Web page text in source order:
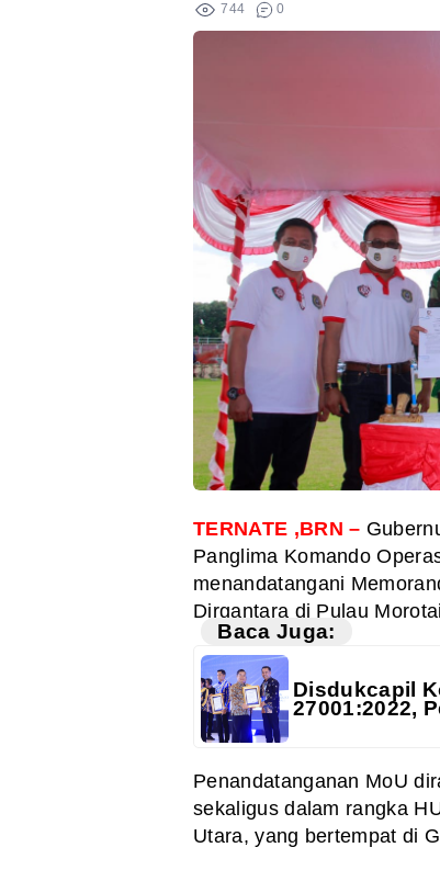
744 0
TERNATE ,BRN –
Panglima Komando
menandatangani
Dirgantara di Pulau
Baca Juga:
Disdukcapil
27001:2022,
Penandatanganan MoU
sekaligus dalam rangka
Utara, yang bertempat di